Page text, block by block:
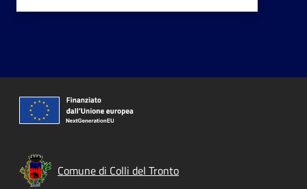
Comune di Colli del Tronto